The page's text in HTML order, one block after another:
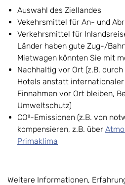
Auswahl des Ziellandes
Vekehrsmittel für An- und
Verkehrsmittel für
Länder haben gute Zug-/
Mietwagen könnten Sie mit
Nachhaltig vor Ort (z.B.
Hotels anstatt
Einnahmen vor Ort bleiben,
Umweltschutz)
CO²-Emissionen (z.B. von
kompensieren, z.B. über
Primaklima
Weitere Informationen,